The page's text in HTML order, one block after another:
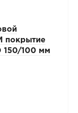
покрытие
150/100 мм